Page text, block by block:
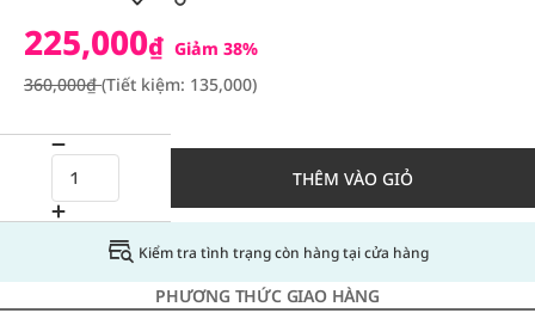
225,000₫ Giảm 38%
360,000₫(Tiết kiệm: 135,000)
THÊM VÀO GIỎ
Kiểm tra tình trạng còn hàng tại cửa hàng
PHƯƠNG THỨC GIAO HÀNG